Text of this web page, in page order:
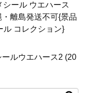
ール ウエハース
離島発送不可{景品
ル コレクション}
ルウエハース2 (20